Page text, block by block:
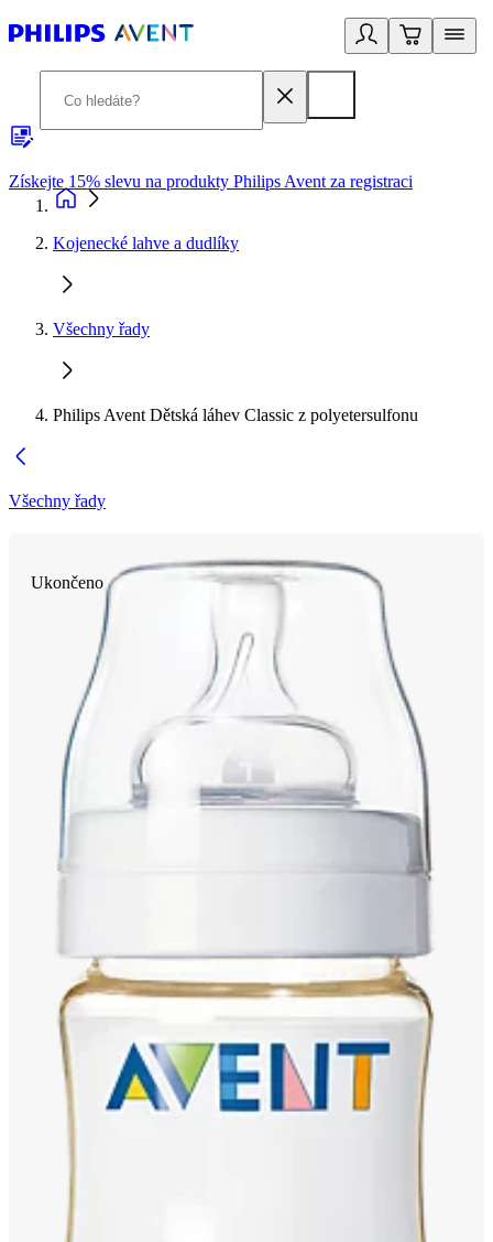
Získejte 15% slevu na produkty Philips Avent za registraci
Kojenecké lahve a dudlíky
Všechny řady
Philips Avent Dětská láhev Classic z polyetersulfonu
Všechny řady
Ukončeno